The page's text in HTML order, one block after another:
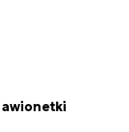
awionetki